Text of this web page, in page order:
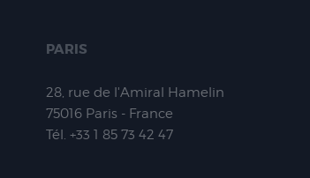
PARIS
28, rue de l'Amiral Hamelin
75016 Paris - France
Tél. +33 1 85 73 42 47